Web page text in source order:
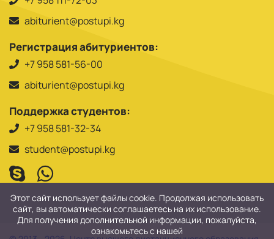
abiturient@postupi.kg
Регистрация абитуриентов:
+7 958 581-56-00
abiturient@postupi.kg
Поддержка студентов:
+7 958 581-32-34
student@postupi.kg
Этот сайт использует файлы cookie. Продолжая использовать
сайт, вы автоматически соглашаетесь на их использование.
Для получения дополнительной информации, пожалуйста,
ознакомьтесь с нашей